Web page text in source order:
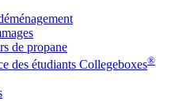
de propane
des étudiants Collegeboxes®